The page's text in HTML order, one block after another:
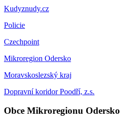
Kudyznudy.cz
Policie
Czechpoint
Mikroregion Odersko
Moravskoslezský kraj
Dopravní koridor Poodří, z.s.
Obce Mikroregionu Odersko